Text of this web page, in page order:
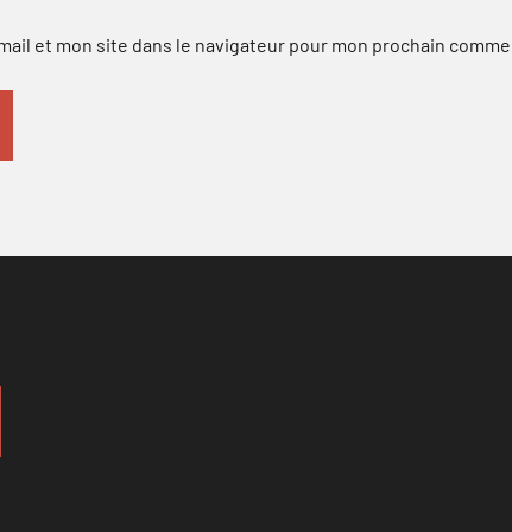
et mon site dans le navigateur pour mon prochain